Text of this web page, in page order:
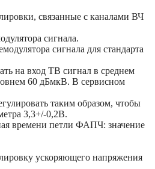
связанные с каналами ВЧ
сигнала.
сигнала для стандарта
на вход ТВ сигнал в среднем
60 дБмкВ. В сервисном
таким образом, чтобы
3,3+/-0,2В.
времени петли ФАПЧ: значение
ускоряющего напряжения